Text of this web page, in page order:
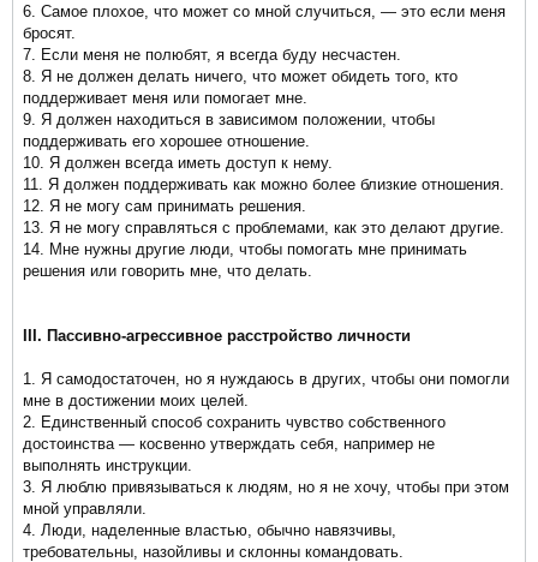
6. Самое плохое, что может со мной случиться, — это если меня
бросят.
7. Если меня не полюбят, я всегда буду несчастен.
8. Я не должен делать ничего, что может обидеть того, кто
поддерживает меня или помогает мне.
9. Я должен находиться в зависимом положении, чтобы
поддерживать его хорошее отношение.
10. Я должен всегда иметь доступ к нему.
11. Я должен поддерживать как можно более близкие отношения.
12. Я не могу сам принимать решения.
13. Я не могу справляться с проблемами, как это делают другие.
14. Мне нужны другие люди, чтобы помогать мне принимать
решения или говорить мне, что делать.
III. Пассивно-агрессивное расстройство личности
1. Я самодостаточен, но я нуждаюсь в других, чтобы они помогли
мне в достижении моих целей.
2. Единственный способ сохранить чувство собственного
достоинства — косвенно утверждать себя, например не
выполнять инструкции.
3. Я люблю привязываться к людям, но я не хочу, чтобы при этом
мной управляли.
4. Люди, наделенные властью, обычно навязчивы,
требовательны, назойливы и склонны командовать.